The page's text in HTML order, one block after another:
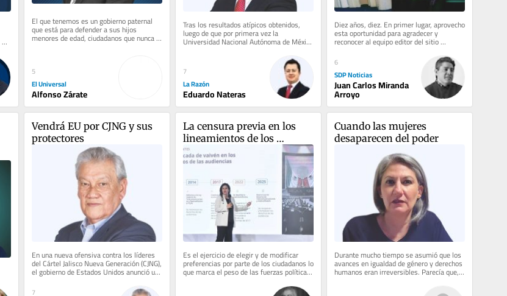
El que tenemos es un gobierno paternal
que está para defender a sus hijos
menores de edad, ciudadanos que nunca
crecieron y, al parecer, nunca...
5
El Universal
Alfonso Zárate
Tras los resultados atípicos obtenidos,
luego de que por primera vez la
Universidad Nacional Autónoma de México
7
La Razón
Eduardo Nateras
Diez años, diez. En primer lugar, aprovecho
esta oportunidad para agradecer y
reconocer al equipo editor del sitio
informativo SDPnoticias, y a toda...
6
SDP Noticias
Juan Carlos Miranda
Arroyo
Vendrá EU por CJNG y sus
protectores
En una nueva ofensiva contra los líderes
del Cártel Jalisco Nueva Generación (CJNG),
el gobierno de Estados Unidos anunció una
recompensa de ¡100...
7
La censura previa en los
lineamientos de los
derechos de las audiencias
Es el ejercicio de elegir y de modificar
preferencias por parte de los ciudadanos lo
que marca el peso de las fuerzas políticas,
espacios...
Cuando las mujeres
desaparecen del poder
Durante mucho tiempo se asumió que los
avances en igualdad de género y derechos
humanos eran irreversibles. Parecía que,